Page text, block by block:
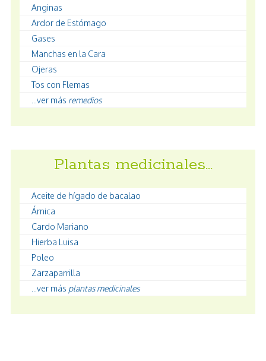
Anginas
Ardor de Estómago
Gases
Manchas en la Cara
Ojeras
Tos con Flemas
...ver más remedios
Plantas medicinales…
Aceite de hígado de bacalao
Árnica
Cardo Mariano
Hierba Luisa
Poleo
Zarzaparrilla
...ver más plantas medicinales